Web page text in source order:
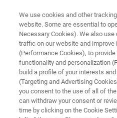
DIFRACCIÓN DE RAYOS X DE
D8 QUEST
El estándar para
configuración con una
We use cookies and other
website. Some are essential to
Necessary Cookies). We also
traffic on our website and
(Performance Cookies), to
functionality and personalization
build a profile of your interests
(Targeting and Advertising
you consent to the use of all of
can withdraw your consent or
time by clicking on the Cookie